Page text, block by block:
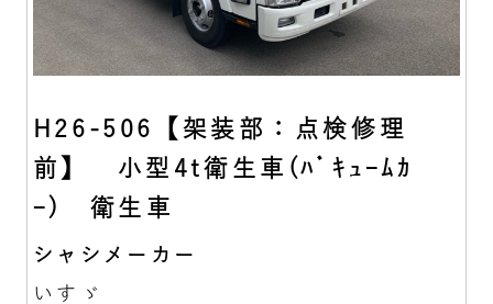
H26-506【架装部：点検修理
前】 小型4t衛生車(ﾊﾞｷｭｰﾑｶ
ｰ) 衛生車
シャシメーカー
いすゞ